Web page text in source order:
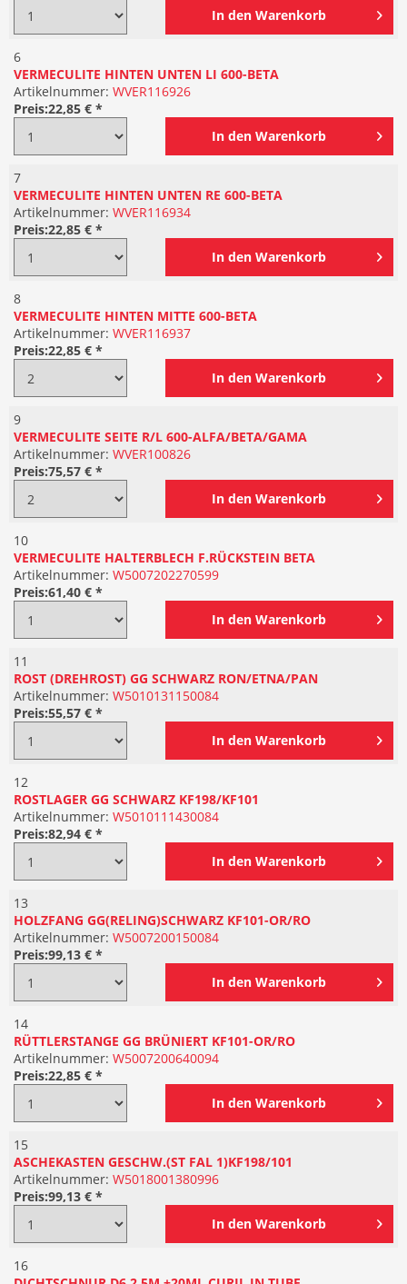
In den Warenkorb
6
VERMECULITE HINTEN UNTEN LI 600-BETA
Artikelnummer: WVER116926
Preis:22,85 € *
In den Warenkorb
7
VERMECULITE HINTEN UNTEN RE 600-BETA
Artikelnummer: WVER116934
Preis:22,85 € *
In den Warenkorb
8
VERMECULITE HINTEN MITTE 600-BETA
Artikelnummer: WVER116937
Preis:22,85 € *
In den Warenkorb
9
VERMECULITE SEITE R/L 600-ALFA/BETA/GAMA
Artikelnummer: WVER100826
Preis:75,57 € *
In den Warenkorb
10
VERMECULITE HALTERBLECH F.RÜCKSTEIN BETA
Artikelnummer: W5007202270599
Preis:61,40 € *
In den Warenkorb
11
ROST (DREHROST) GG SCHWARZ RON/ETNA/PAN
Artikelnummer: W5010131150084
Preis:55,57 € *
In den Warenkorb
12
ROSTLAGER GG SCHWARZ KF198/KF101
Artikelnummer: W5010111430084
Preis:82,94 € *
In den Warenkorb
13
HOLZFANG GG(RELING)SCHWARZ KF101-OR/RO
Artikelnummer: W5007200150084
Preis:99,13 € *
In den Warenkorb
14
RÜTTLERSTANGE GG BRÜNIERT KF101-OR/RO
Artikelnummer: W5007200640094
Preis:22,85 € *
In den Warenkorb
15
ASCHEKASTEN GESCHW.(ST FAL 1)KF198/101
Artikelnummer: W5018001380996
Preis:99,13 € *
In den Warenkorb
16